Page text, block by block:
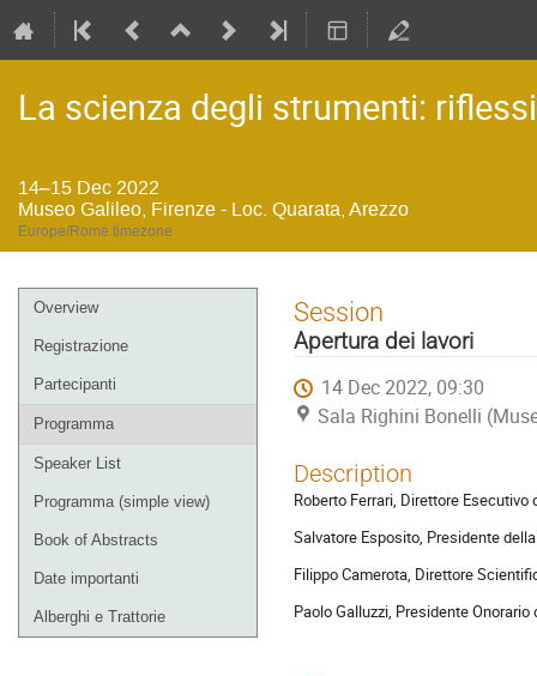
La scienza degli strumenti:
14–15 Dec 2022
Museo Galileo, Firenze - Loc. Quarata, Arezzo
Europe/Rome timezone
Event
menu
Overview
Registrazione
Partecipanti
Programma
Speaker List
Programma (simple view)
Book of Abstracts
Date importanti
Alberghi e Trattorie
Session
Apertura dei lavori
14 Dec 2022, 09:30
Sala Righini Bonelli
Description
Roberto Ferrari, Direttore Esecutivo
Salvatore Esposito, Presidente della
Filippo Camerota, Direttore
Paolo Galluzzi, Presidente